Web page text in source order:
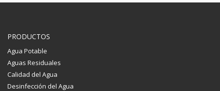
PRODUCTOS
Agua Potable
Aguas Residuales
Calidad del Agua
Desinfección del Agua